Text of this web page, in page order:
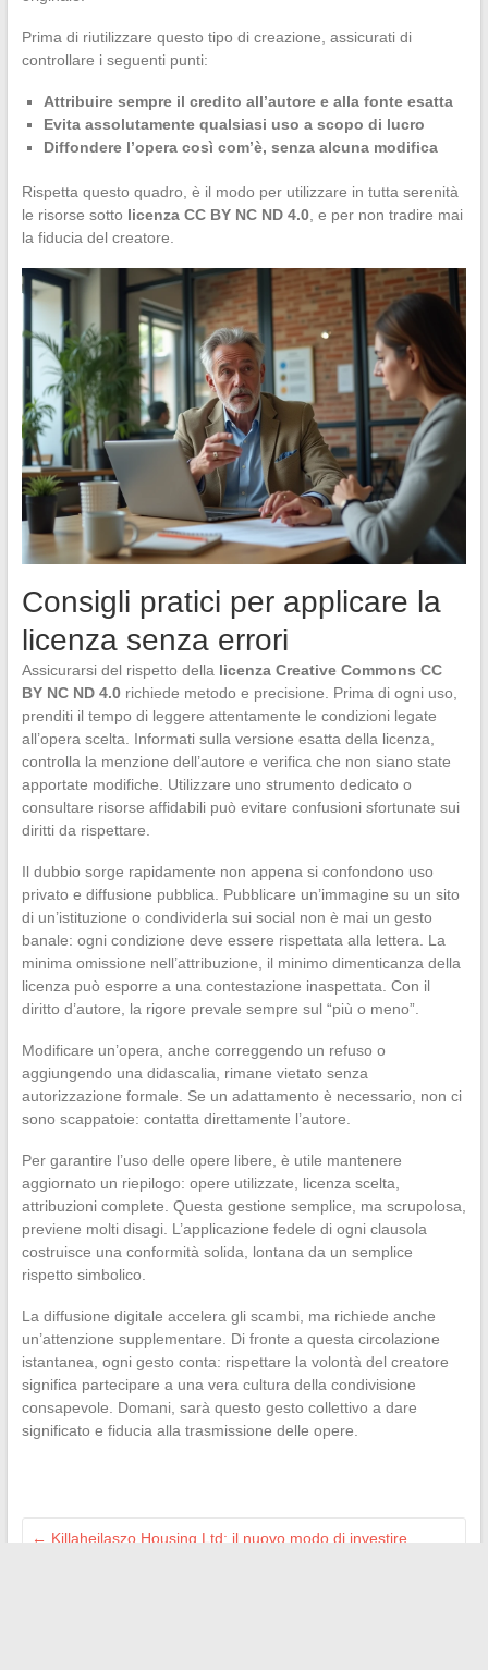
Prima di riutilizzare questo tipo di creazione, assicurati di
controllare i seguenti punti:
Attribuire sempre il credito all’autore e alla fonte esatta
Evita assolutamente qualsiasi uso a scopo di lucro
Diffondere l’opera così com’è, senza alcuna modifica
Rispetta questo quadro, è il modo per utilizzare in tutta serenità
le risorse sotto licenza CC BY NC ND 4.0, e per non tradire mai
la fiducia del creatore.
Consigli pratici per applicare la
licenza senza errori
Assicurarsi del rispetto della licenza Creative Commons CC
BY NC ND 4.0richiede metodo e precisione. Prima di ogni uso,
prenditi il tempo di leggere attentamente le condizioni legate
all’opera scelta. Informati sulla versione esatta della licenza,
controlla la menzione dell’autore e verifica che non siano state
apportate modifiche. Utilizzare uno strumento dedicato o
consultare risorse affidabili può evitare confusioni sfortunate sui
diritti da rispettare.
Il dubbio sorge rapidamente non appena si confondono uso
privato e diffusione pubblica. Pubblicare un’immagine su un sito
di un’istituzione o condividerla sui social non è mai un gesto
banale: ogni condizione deve essere rispettata alla lettera. La
minima omissione nell’attribuzione, il minimo dimenticanza della
licenza può esporre a una contestazione inaspettata. Con il
diritto d’autore, la rigore prevale sempre sul “più o meno”.
Modificare un’opera, anche correggendo un refuso o
aggiungendo una didascalia, rimane vietato senza
autorizzazione formale. Se un adattamento è necessario, non ci
sono scappatoie: contatta direttamente l’autore.
Per garantire l’uso delle opere libere, è utile mantenere
aggiornato un riepilogo: opere utilizzate, licenza scelta,
attribuzioni complete. Questa gestione semplice, ma scrupolosa,
previene molti disagi. L’applicazione fedele di ogni clausola
costruisce una conformità solida, lontana da un semplice
rispetto simbolico.
La diffusione digitale accelera gli scambi, ma richiede anche
un’attenzione supplementare. Di fronte a questa circolazione
istantanea, ogni gesto conta: rispettare la volontà del creatore
significa partecipare a una vera cultura della condivisione
consapevole. Domani, sarà questo gesto collettivo a dare
significato e fiducia alla trasmissione delle opere.
← Killahejlaszo Housing Ltd: il nuovo modo di investire